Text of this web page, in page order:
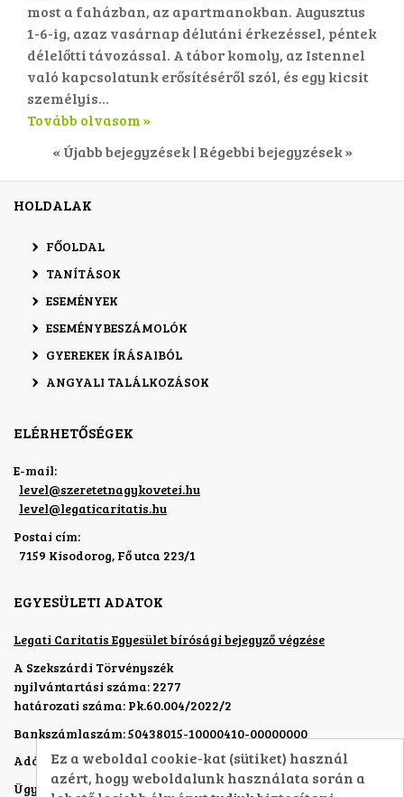
most a faházban, az apartmanokban. Augusztus
1-6-ig, azaz vasárnap délutáni érkezéssel, péntek
délelőtti távozással. A tábor komoly, az Istennel
való kapcsolatunk erősítéséről szól, és egy kicsit
személyis...
Tovább olvasom »
« Újabb bejegyzések | Régebbi bejegyzések »
HOLDALAK
FŐOLDAL
TANÍTÁSOK
ESEMÉNYEK
ESEMÉNYBESZÁMOLÓK
GYEREKEK ÍRÁSAIBÓL
ANGYALI TALÁLKOZÁSOK
ELÉRHETŐSÉGEK
E-mail:
level@szeretetnagykovetei.hu
level@legaticaritatis.hu
Postai cím:
7159 Kisodorog, Fő utca 223/1
EGYESÜLETI ADATOK
Legati Caritatis Egyesület bírósági bejegyző végzése
A Szekszárdi Törvényszék
nyilvántartási száma: 2277
határozati száma: Pk.60.004/2022/2
Bankszámlaszám: 50438015-10000410-00000000
Adószám: 19321761-1-17
Ügyvezető: Véghelyi Péterné dr.
Ez a weboldal cookie-kat (sütiket) használ
azért, hogy weboldalunk használata során a